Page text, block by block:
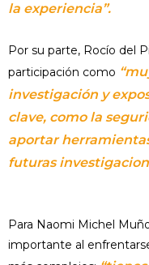
la experiencia”.
Por su parte, Rocío del
participación como
investigación y
clave, como la
aportar
futuras
Para Naomi Michel
importante al